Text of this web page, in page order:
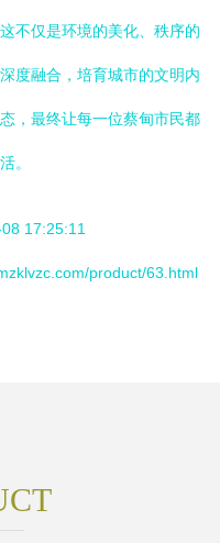
不仅是环境的美化、秩序的
度融合，培育城市的文明内
，最终让每一位蔡甸市民都
。
17:25:11
product/63.html